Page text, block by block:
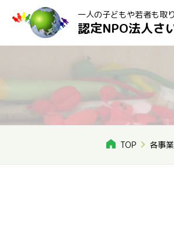
一人の子どもや若者も取
認定NPO法人さ
TOP 各事